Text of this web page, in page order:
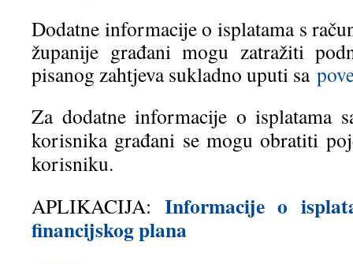
Dodatne informacije o isplatama s
županije građani mogu zatražiti
pisanog zahtjeva sukladno uputi sa
Za dodatne informacije o isplatama
korisnika građani se mogu obratiti
korisniku.
APLIKACIJA: Informacije o
financijskog plana